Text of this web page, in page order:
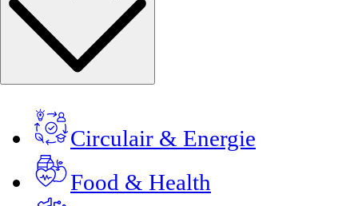
Circulair & Energie
Food & Health